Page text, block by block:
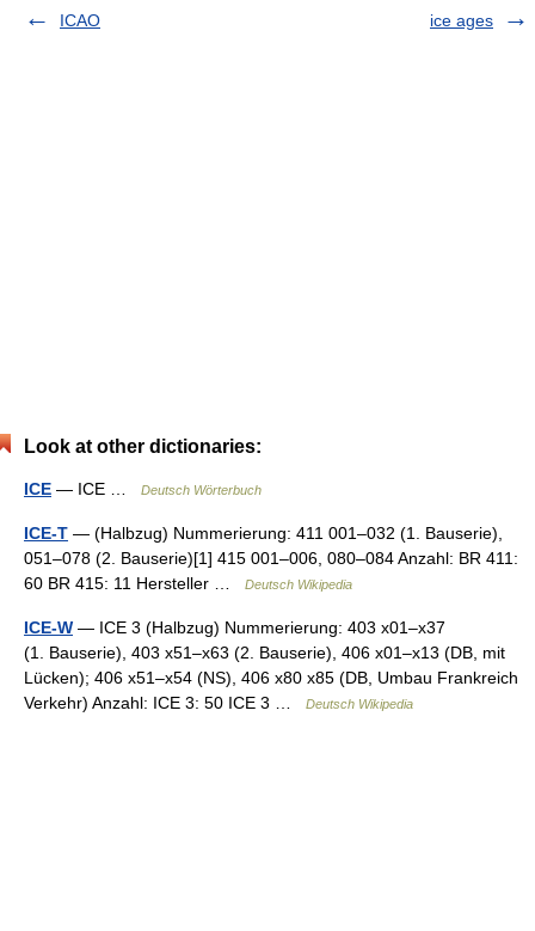
ICAO ice ages
Look at other dictionaries:
ICE — ICE … Deutsch Wörterbuch
ICE-T — (Halbzug) Nummerierung: 411 001–032 (1. Bauserie),
051–078 (2. Bauserie)[1] 415 001–006, 080–084 Anzahl: BR 411:
60 BR 415: 11 Hersteller …
Deutsch Wikipedia
ICE-W — ICE 3 (Halbzug) Nummerierung: 403 x01–x37
(1. Bauserie), 403 x51–x63 (2. Bauserie), 406 x01–x13 (DB, mit
Lücken); 406 x51–x54 (NS), 406 x80 x85 (DB, Umbau Frankreich
Verkehr) Anzahl: ICE 3: 50 ICE 3 …
Deutsch Wikipedia